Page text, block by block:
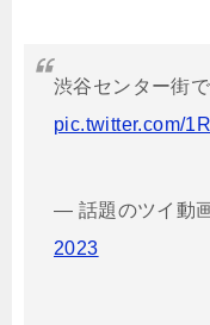
渋谷センター街
pic.twitter.com/
— 話題のツイ動
2023